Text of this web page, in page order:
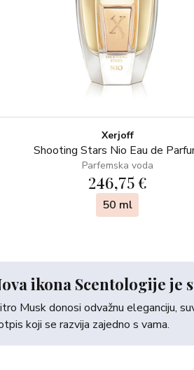
Xerjoff
Shooting Stars Nio Eau de
Parfemska voda
246,75 €
50 ml
ikona Scentologije je
Musk donosi odvažnu eleganciju,
koji se razvija zajedno s vama.